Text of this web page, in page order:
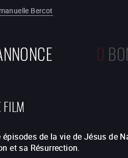
Bercot
0
FILM
de la vie de Jésus de
et sa Résurrection.